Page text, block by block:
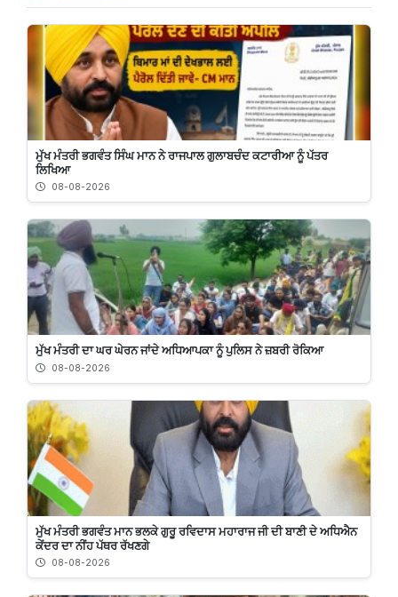
ਮੁੱਖ ਮੰਤਰੀ ਭਗਵੰਤ ਸਿੰਘ ਮਾਨ ਨੇ ਰਾਜਪਾਲ ਗੁਲਾਬਚੰਦ ਕਟਾਰੀਆ ਨੂੰ ਪੱਤਰ
ਲਿਖਿਆ
08-08-2026
ਮੁੱਖ ਮੰਤਰੀ ਦਾ ਘਰ ਘੇਰਨ ਜਾਂਦੇ ਅਧਿਆਪਕਾ ਨੂੰ ਪੁਲਿਸ ਨੇ ਜ਼ਬਰੀ ਰੋਕਿਆ
08-08-2026
ਮੁੱਖ ਮੰਤਰੀ ਭਗਵੰਤ ਮਾਨ ਭਲਕੇ ਗੁਰੂ ਰਵਿਦਾਸ ਮਹਾਰਾਜ ਜੀ ਦੀ ਬਾਣੀ ਦੇ ਅਧਿਐਨ
ਕੇਂਦਰ ਦਾ ਨੀਂਹ ਪੱਥਰ ਰੱਖਣਗੇ
08-08-2026